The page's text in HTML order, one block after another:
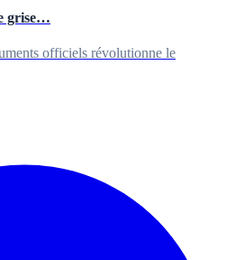
grise…
officiels révolutionne le